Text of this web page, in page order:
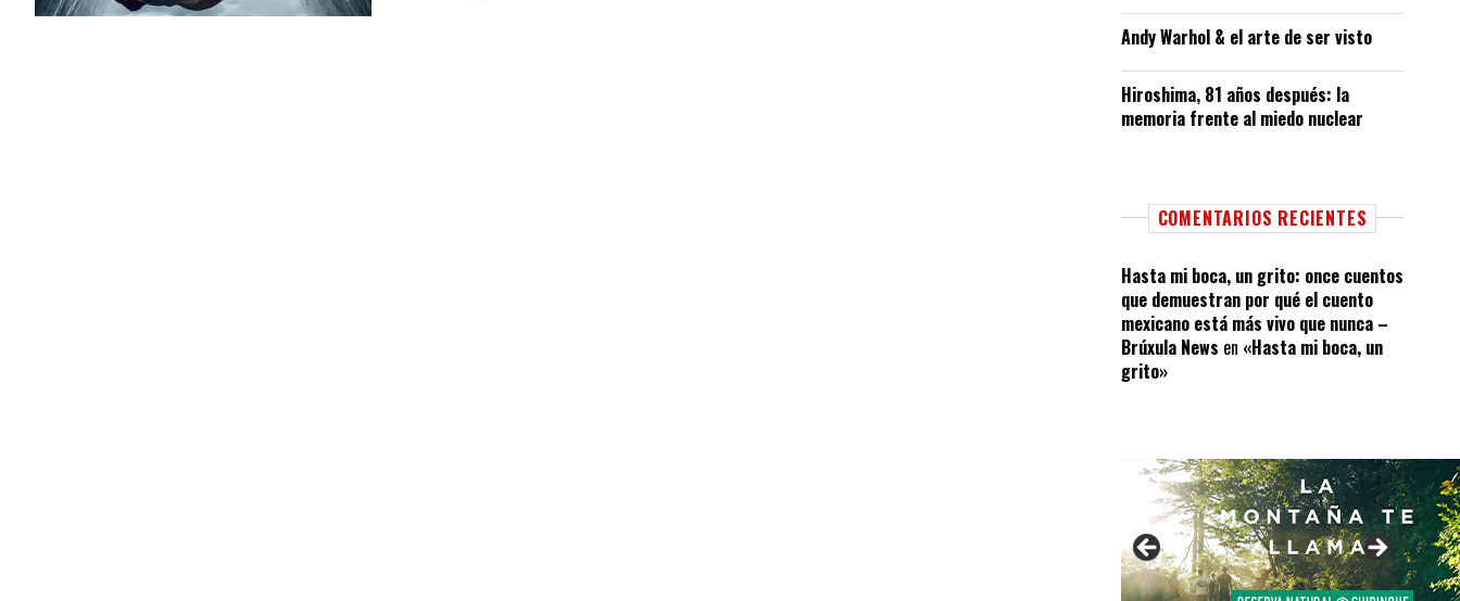
Andy Warhol & el arte de ser visto
Hiroshima, 81 años después: la
memoria frente al miedo nuclear
COMENTARIOS RECIENTES
Hasta mi boca, un grito: once cuentos
que demuestran por qué el cuento
mexicano está más vivo que nunca –
Brúxula News en «Hasta mi boca, un
grito»